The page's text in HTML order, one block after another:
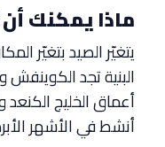
ماذا يمكنك
يتغيّر الصيد بتغيّر
البنية تجد الكوينفش
أعماق الخليج
أنشط في الأشهر